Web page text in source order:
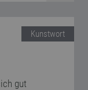
Kunstwort
gut